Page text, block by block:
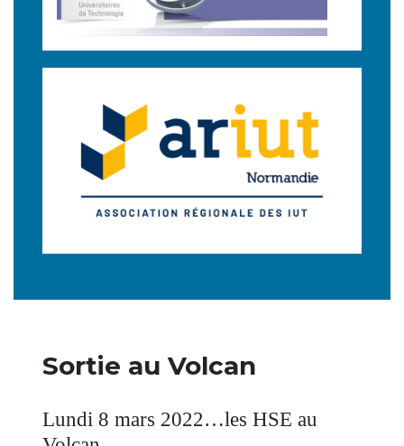
Sortie au Volcan
Lundi 8 mars 2022…les HSE au